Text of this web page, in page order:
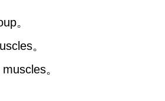
。
。
。